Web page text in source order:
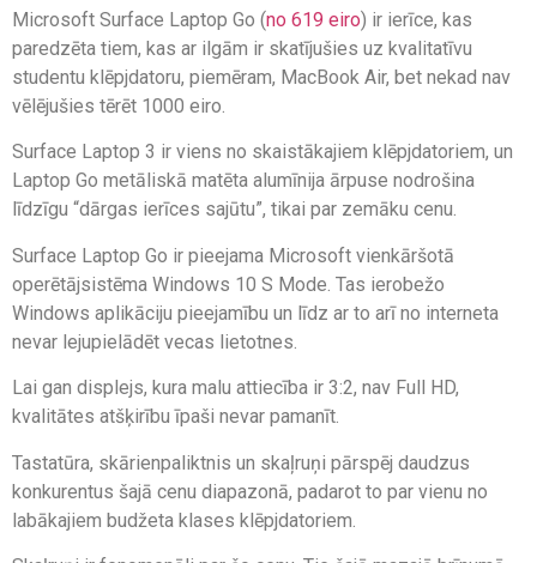
Microsoft Surface Laptop Go (no 619 eiro) ir ierīce, kas
paredzēta tiem, kas ar ilgām ir skatījušies uz kvalitatīvu
studentu klēpjdatoru, piemēram, MacBook Air, bet nekad nav
vēlējušies tērēt 1000 eiro.
Surface Laptop 3 ir viens no skaistākajiem klēpjdatoriem, un
Laptop Go metāliskā matēta alumīnija ārpuse nodrošina
līdzīgu “dārgas ierīces sajūtu”, tikai par zemāku cenu.
Surface Laptop Go ir pieejama Microsoft vienkāršotā
operētājsistēma Windows 10 S Mode. Tas ierobežo
Windows aplikāciju pieejamību un līdz ar to arī no interneta
nevar lejupielādēt vecas lietotnes.
Lai gan displejs, kura malu attiecība ir 3:2, nav Full HD,
kvalitātes atšķirību īpaši nevar pamanīt.
Tastatūra, skārienpaliktnis un skaļruņi pārspēj daudzus
konkurentus šajā cenu diapazonā, padarot to par vienu no
labākajiem budžeta klases klēpjdatoriem.